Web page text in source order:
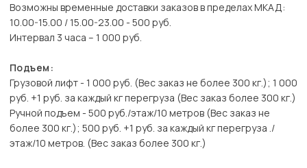
Возможны временные доставки заказов в пределах МКАД:
10.00-15.00 / 15.00-23.00 - 500 руб.
Интервал 3 часа – 1 000 руб.
Подъем:
Грузовой лифт - 1 000 руб. (Вес заказ не более 300 кг.); 1 000
руб. +1 руб. за каждый кг перегруза (Вес заказ более 300 кг.)
Ручной подъем - 500 руб./этаж/10 метров (Вес заказ не
более 300 кг.); 500 руб. +1 руб. за каждый кг перегруза ./
этаж/10 метров. (Вес заказ более 300 кг.)